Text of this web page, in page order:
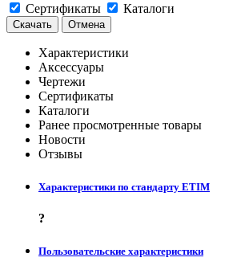
Сертификаты
Каталоги
Скачать Отмена
Характеристики
Аксессуары
Чертежи
Сертификаты
Каталоги
Ранее просмотренные товары
Новости
Отзывы
Характеристики по стандарту ETIM
?
Пользовательские характеристики